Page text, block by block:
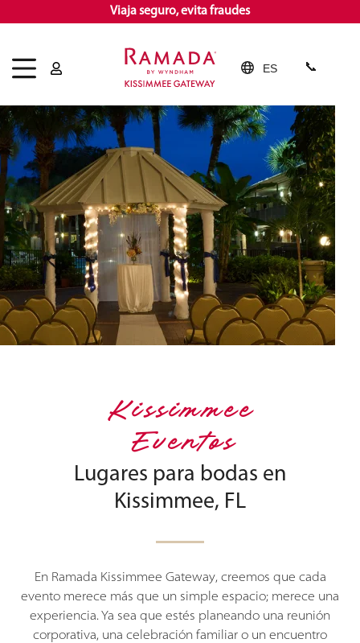
Viaja seguro, evita fraudes
ES
Kissimmee
Eventos
Lugares para bodas en
Kissimmee, FL
En Ramada Kissimmee Gateway, creemos que cada
evento merece más que un simple espacio; merece una
experiencia. Ya sea que estés planeando una reunión
corporativa, una celebración familiar o un encuentro